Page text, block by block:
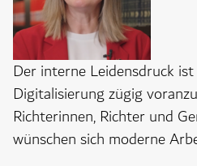
Der interne Leidensdruck
Digitalisierung zügig
Richterinnen, Richter und
wünschen sich moderne